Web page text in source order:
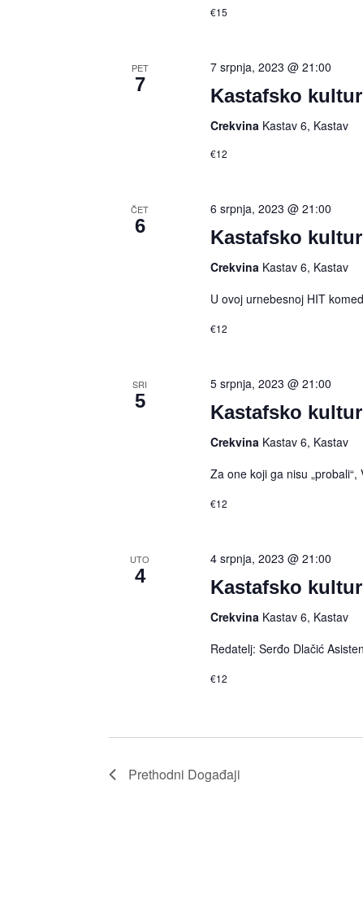
€15
PET
7
7 srpnja, 2023 @ 21:00
Kastafsko
Crekvina Kastav 6, Kastav
€12
ČET
6
6 srpnja, 2023 @ 21:00
Kastafsko
Crekvina Kastav 6, Kastav
U ovoj urnebesnoj HIT
€12
SRI
5
5 srpnja, 2023 @ 21:00
Kastafsko
Crekvina Kastav 6, Kastav
Za one koji ga nisu
€12
UTO
4
4 srpnja, 2023 @ 21:00
Kastafsko
Crekvina Kastav 6, Kastav
Redatelj: Serđo Dlačić
€12
Prethodni Događaji